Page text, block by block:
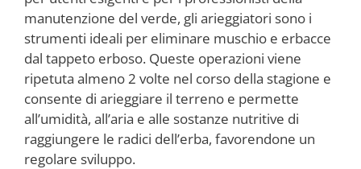
manutenzione del verde, gli arieggiatori sono i
strumenti ideali per eliminare muschio e erbacce
dal tappeto erboso. Queste operazioni viene
ripetuta almeno 2 volte nel corso della stagione e
consente di arieggiare il terreno e permette
all’umidità, all’aria e alle sostanze nutritive di
raggiungere le radici dell’erba, favorendone un
regolare sviluppo.